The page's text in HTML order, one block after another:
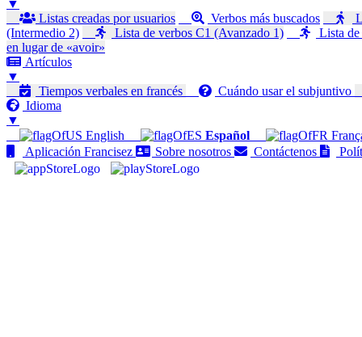
▼
Listas creadas por usuarios
Verbos más buscados
(Intermedio 2)
Lista de verbos C1 (Avanzado 1) Lista
en lugar de «avoir»
Artículos
▼
Tiempos verbales en francés
Cuándo usar el subjuntivo
Idioma
▼
English
Español
Aplicación Francisez
Sobre nosotros Contáctenos